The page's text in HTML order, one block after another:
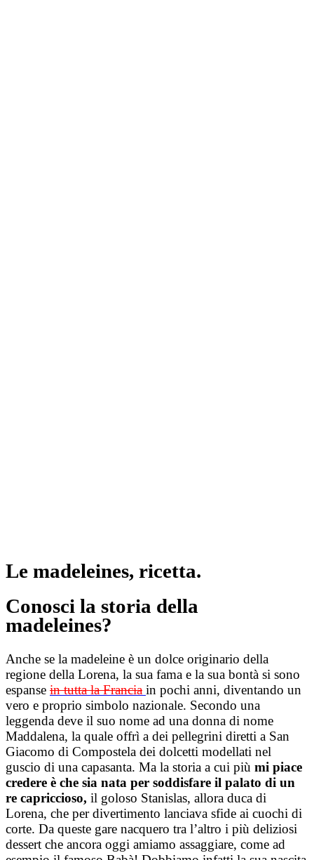
Le madeleines, ricetta.
Conosci la storia della
madeleines?
Anche se la madeleine è un dolce originario della
regione della Lorena, la sua fama e la sua bontà si sono
espanse in tutta la Francia in pochi anni, diventando un
vero e proprio simbolo nazionale. Secondo una
leggenda deve il suo nome ad una donna di nome
Maddalena, la quale offrì a dei pellegrini diretti a San
Giacomo di Compostela dei dolcetti modellati nel
guscio di una capasanta. Ma la storia a cui più mi piace
credere è che sia nata per soddisfare il palato di un
re capriccioso, il goloso Stanislas, allora duca di
Lorena, che per divertimento lanciava sfide ai cuochi di
corte. Da queste gare nacquero tra l’altro i più deliziosi
dessert che ancora oggi amiamo assaggiare, come ad